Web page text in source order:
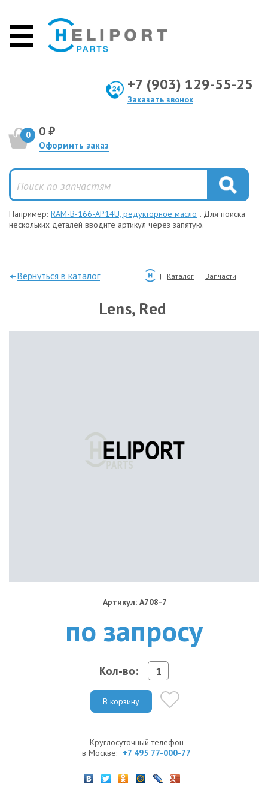
+7 (903) 129-55-25
Заказать звонок
0 0 ₽
Оформить заказ
Например: RAM-B-166-AP14U, редукторное масло . Для поиска
нескольких деталей вводите артикул через запятую.
—Вернуться в каталог Каталог Запчасти
Lens, Red
Артикул: A708-7
по запросу
Кол-во:
В корзину
Круглосуточный телефон
в Москве: +7 495 77-000-77